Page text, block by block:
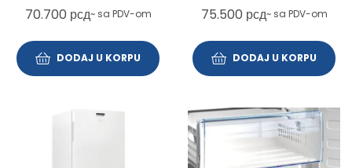
70.700 рсд~ sa PDV-om
DODAJ U KORPU
75.500 рсд~ sa PDV-om
DODAJ U KORPU